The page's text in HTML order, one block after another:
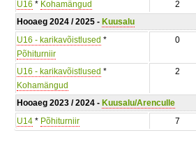
U16 * Kohamängud 2
Hooaeg 2024 / 2025 - Kuusalu
U16 - karikavõistlused *
Põhiturniir
0
U16 - karikavõistlused *
Kohamängud
2
Hooaeg 2023 / 2024 - Kuusalu/Arenculle
U14 * Põhiturniir 7